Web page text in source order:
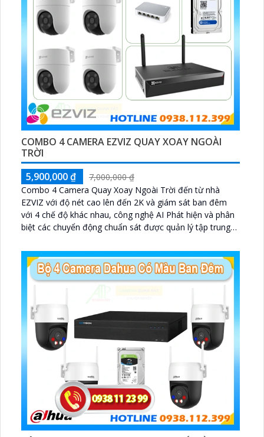
COMBO 4 CAMERA EZVIZ QUAY XOAY NGOÀI
TRỜI
5,900,000 ₫
7,000,000 ₫
Combo 4 Camera Quay Xoay Ngoài Trời đến từ nhà
EZVIZ với độ nét cao lên đến 2K và giám sát ban đêm
với 4 chế độ khác nhau, công nghệ AI Phát hiện và phân
biệt các chuyển động chuẩn sát được quản lý tập trung